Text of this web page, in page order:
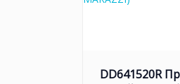
DD641520R